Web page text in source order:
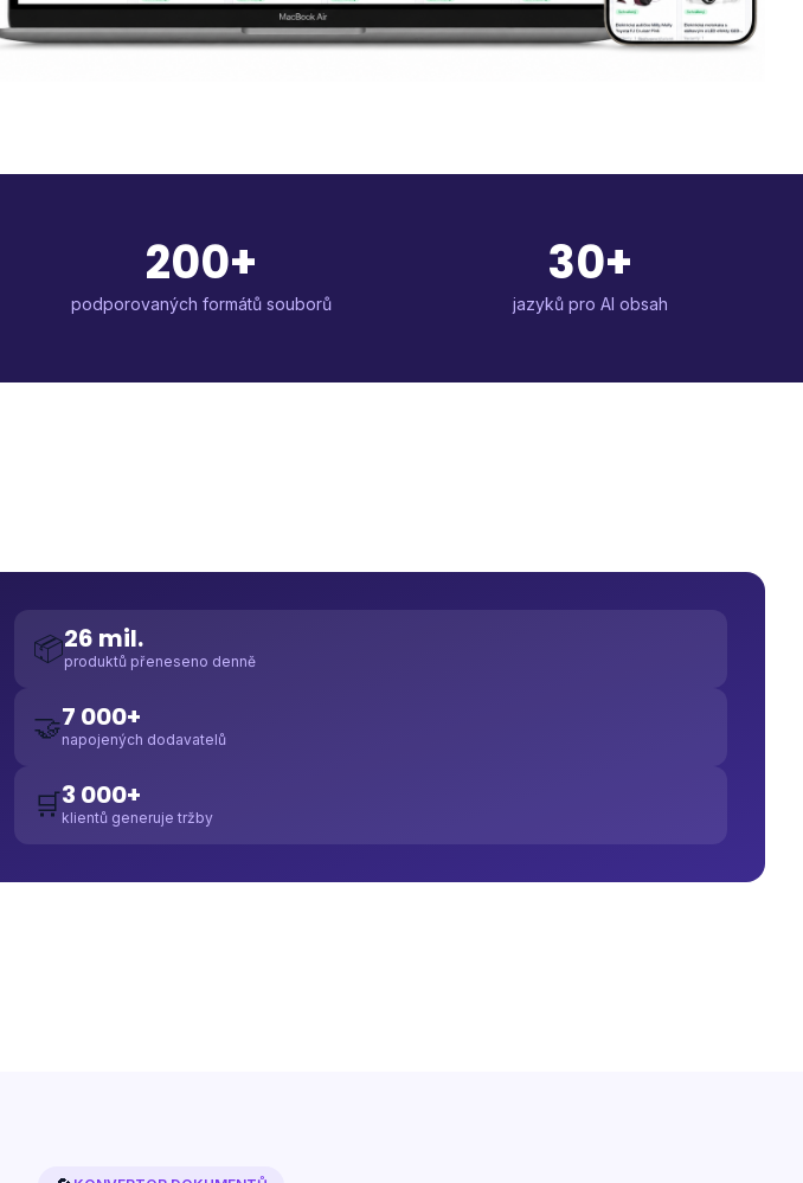
200+
podporovaných formátů souborů
30+
jazyků pro AI obsah
📦26 mil.
produktů přeneseno denně
🤝7 000+
napojených dodavatelů
🛒3 000+
klientů generuje tržby